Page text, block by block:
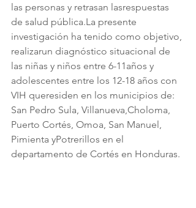
las personas y retrasan lasrespuestas
de salud pública.La presente
investigación ha tenido como objetivo,
realizarun diagnóstico situacional de
las niñas y niños entre 6-11años y
adolescentes entre los 12-18 años con
VIH queresiden en los municipios de:
San Pedro Sula, Villanueva,Choloma,
Puerto Cortés, Omoa, San Manuel,
Pimienta yPotrerillos en el
departamento de Cortés en Honduras.